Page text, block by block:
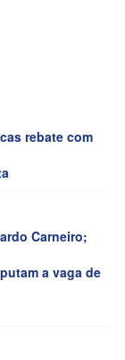
rebate com
Carneiro;
a vaga de